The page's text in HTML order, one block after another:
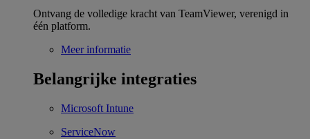
Ontvang de volledige kracht van TeamViewer, verenigd in
één platform.
Meer informatie
Belangrijke integraties
Microsoft Intune
ServiceNow